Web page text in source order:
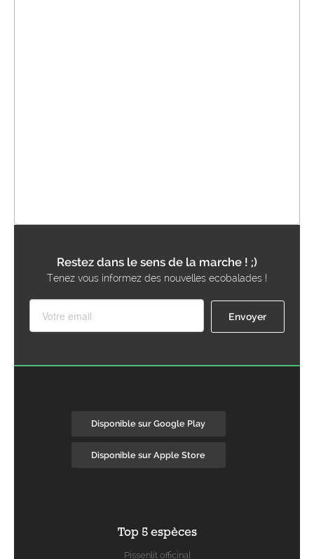
Restez dans le sens de la marche ! ;)
Tenez vous informez des nouvelles ecobalades !
Disponible sur Google Play
Disponible sur Apple Store
Top 5 espèces
Pissenlit officinal